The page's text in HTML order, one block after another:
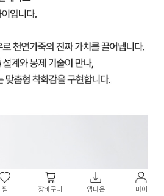
찜 장바구니 앱다운 마이